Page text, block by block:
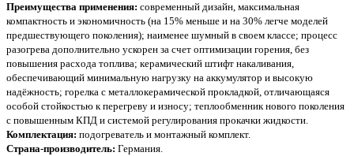
Преимущества применения: современный дизайн, максимальная
компактность и экономичность (на 15% меньше и на 30% легче моделей
предшествующего поколения); наименее шумный в своем классе; процесс
разогрева дополнительно ускорен за счет оптимизации горения, без
повышения расхода топлива; керамический штифт накаливания,
обеспечивающий минимальную нагрузку на аккумулятор и высокую
надёжность; горелка с металлокерамической прокладкой, отличающаяся
особой стойкостью к перегреву и износу; теплообменник нового поколения
с повышенным КПД и системой регулирования прокачки жидкости.
Комплектация: подогреватель и монтажный комплект.
Страна-производитель: Германия.